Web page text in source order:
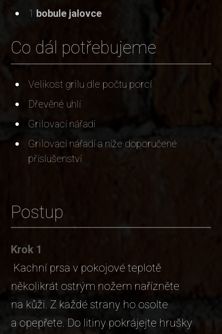
1 bobule jalovce
Co dál potřebujeme
Velikost grilu dle počtu porcí
Dřevěné uhlí
Grilovací nářadí
Grilovací nářadí a níže doporučené
příslušenství
Postup
Krok 1
Kachní prsa v pokojové teplotě
několikrát ostrým nožem nařízněte
na kůži. Z každé strany ho osolte
a opepřete. Do litiny pokrájejte hrušky